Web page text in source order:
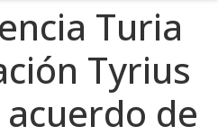
Turia
Tyrius
de